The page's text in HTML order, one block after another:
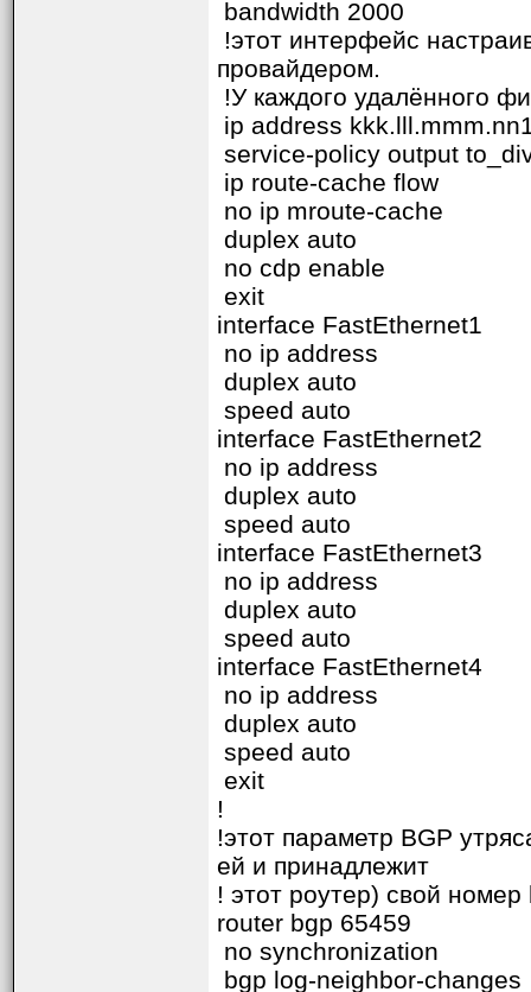
bandwidth 2000
!этот интерфейс
провайдером.
!У каждого удалённого
ip address
service-policy output
ip route-cache flow
no ip mroute-cache
duplex auto
no cdp enable
exit
interface FastEthernet1
no ip address
duplex auto
speed auto
interface FastEthernet2
no ip address
duplex auto
speed auto
interface FastEthernet3
no ip address
duplex auto
speed auto
interface FastEthernet4
no ip address
duplex auto
speed auto
exit
!
!этот параметр BGP
ей и принадлежит
! этот роутер) свой номер
router bgp 65459
no synchronization
bgp log-neighbor-changes